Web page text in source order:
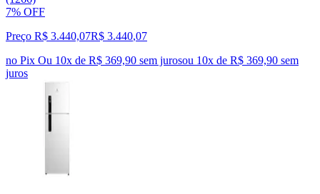
7% OFF
Preço R$ 3.440,07R$ 3.440,07
no Pix Ou 10x de R$ 369,90 sem jurosou 10x de R$ 369,90 sem
juros